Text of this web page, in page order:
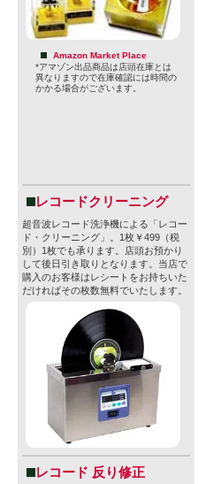
Amazon Market Place
*アマゾン出品商品は店頭在庫とは
異なりますので在庫確認には時間の
かかる場合がございます。
レコードクリーニング
超音波レコード洗浄機による「レコー
ド・クリーニング」。1枚￥499（税
別）1枚でも承ります。店頭お預かり
して後日引き取りとなります。当店で
購入のお客様はレシートをお持ちいた
だければその枚数無料でいたします。
レコード 反り修正